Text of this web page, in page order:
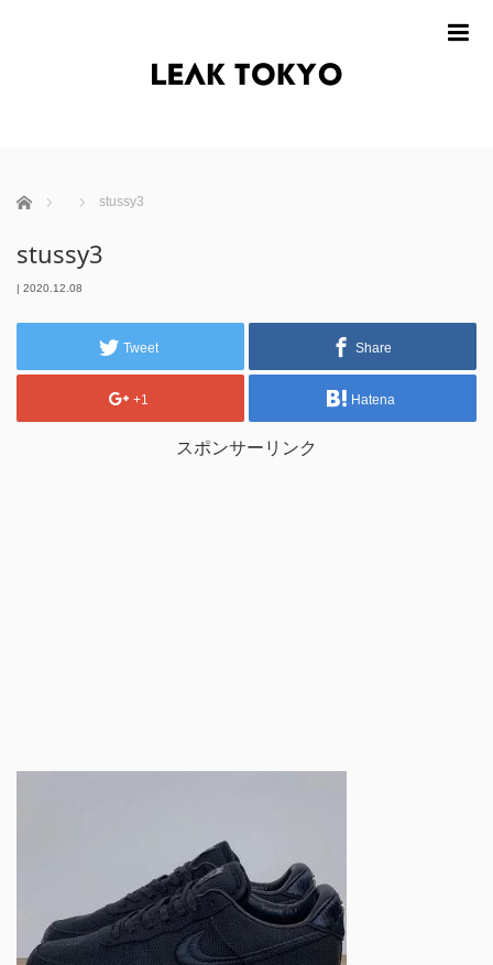
ホーム stussy3
stussy3
| 2020.12.08
Tweet Share
+1 Hatena
スポンサーリンク